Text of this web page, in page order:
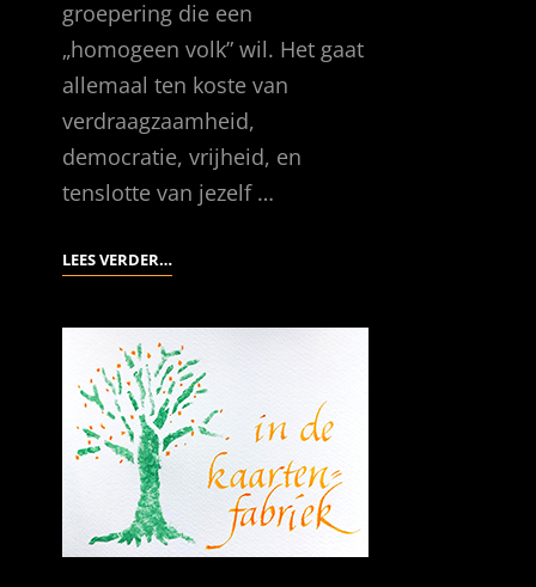
groepering die een
„homogeen volk” wil. Het gaat
allemaal ten koste van
verdraagzaamheid,
democratie, vrijheid, en
tenslotte van jezelf …
LEES VERDER…WE
ALLEMAAL
HETZELFDE
ZIJN